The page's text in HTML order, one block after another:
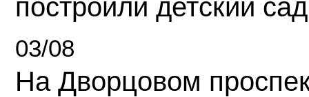
построили детский сад
03/08
На Дворцовом